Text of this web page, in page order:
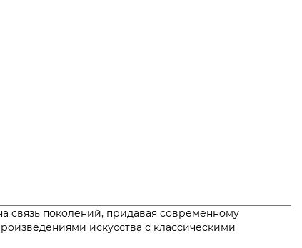
связь поколений, придавая современному
искусства с классическими